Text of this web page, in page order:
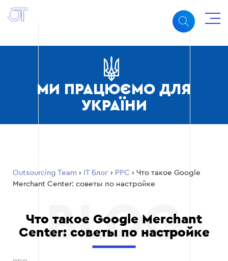
МИ ПРАЦЮЄМО ДЛЯ
УКРАЇНИ
Outsourcing Team › ІТ Блог › PPC › Что такое Google
Merchant Center: советы по настройке
Что такое Google Merchant
Center: советы по настройке